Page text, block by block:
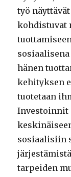
työ
kohdistuvat
hänen
kehityksen
tuotetaan
Investoinnit
sosiaalisiin
tarpeiden